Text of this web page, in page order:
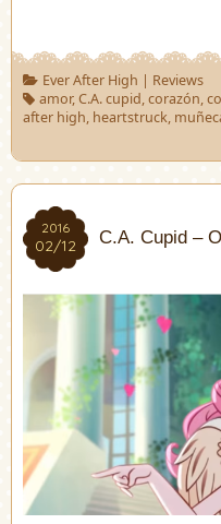
Ever After High | Reviews
amor,C.A. cupid,corazón,
after high, heartstruck,
2016
02/12
2016
02/12 C.A. Cupid –